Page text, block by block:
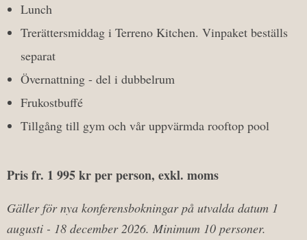
Lunch
Trerättersmiddag i Terreno Kitchen. Vinpaket beställs
separat
Övernattning - del i dubbelrum
Frukostbuffé
Tillgång till gym och vår uppvärmda rooftop pool
Pris fr. 1 995 kr per person, exkl. moms
Gäller för nya konferensbokningar på utvalda datum 1
augusti - 18 december 2026. Minimum 10 personer.